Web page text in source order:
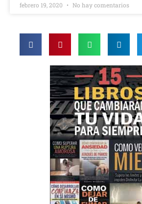
febrero 19, 2020 No hay comentarios